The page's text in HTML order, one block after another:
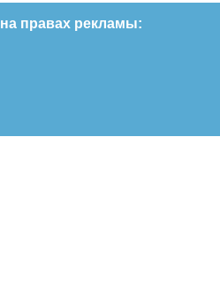
на правах рекламы: